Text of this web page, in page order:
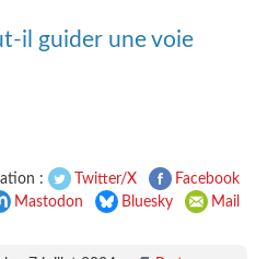
il guider une voie
: Twitter/X
Facebook
Mastodon Bluesky Mail